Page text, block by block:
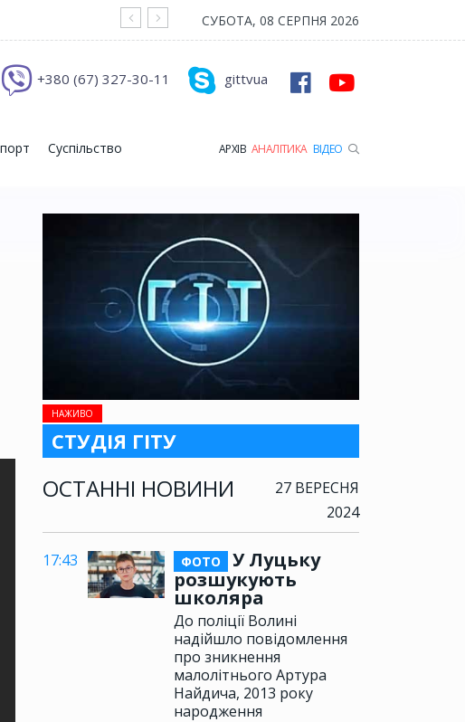
На війні загинув Герой з Рожищенської
СУБОТА, 08 СЕРПНЯ 2026
gittvua
+380 (67) 327-30-11
Суспільство АРХІВ АНАЛІТИКА ВІДЕО
НАЖИВО
СТУДІЯ ГІТУ
ОСТАННІ НОВИНИ
27 ВЕРЕСНЯ
2024
17:43 ФОТО
У Луцьку
розшукують
школяра
До поліції Волині
надійшло повідомлення
про зникнення
малолітнього Артура
Найдича, 2013 року
народження